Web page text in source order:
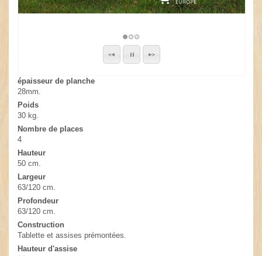
épaisseur de planche
28mm.
Poids
30 kg.
Nombre de places
4
Hauteur
50 cm.
Largeur
63/120 cm.
Profondeur
63/120 cm.
Construction
Tablette et assises prémontées.
Hauteur d'assise